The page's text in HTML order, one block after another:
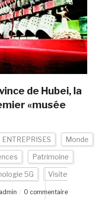
de Hubei, la
«musée
ENTREPRISES Monde
Patrimoine
5G Visite
admin 0 commentaire